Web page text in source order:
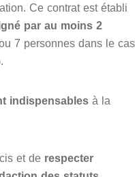
Ce contrat est établi
par au moins 2
7 personnes dans le cas
indispensables à la
et de respecter